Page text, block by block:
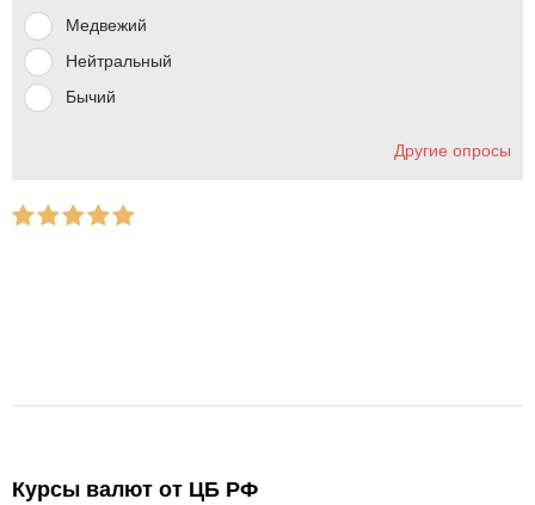
Медвежий
Нейтральный
Бычий
Другие опросы
Курсы валют от ЦБ РФ